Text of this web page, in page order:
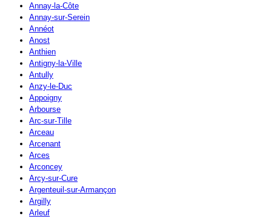
Annay-la-Côte
Annay-sur-Serein
Annéot
Anost
Anthien
Antigny-la-Ville
Antully
Anzy-le-Duc
Appoigny
Arbourse
Arc-sur-Tille
Arceau
Arcenant
Arces
Arconcey
Arcy-sur-Cure
Argenteuil-sur-Armançon
Argilly
Arleuf